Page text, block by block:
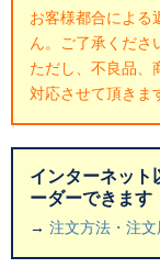
お客様都合による
ん。ご了承くださ
ただし、不良品、
対応させて頂きま
インターネット
ーダーできます
→ 注文方法・注